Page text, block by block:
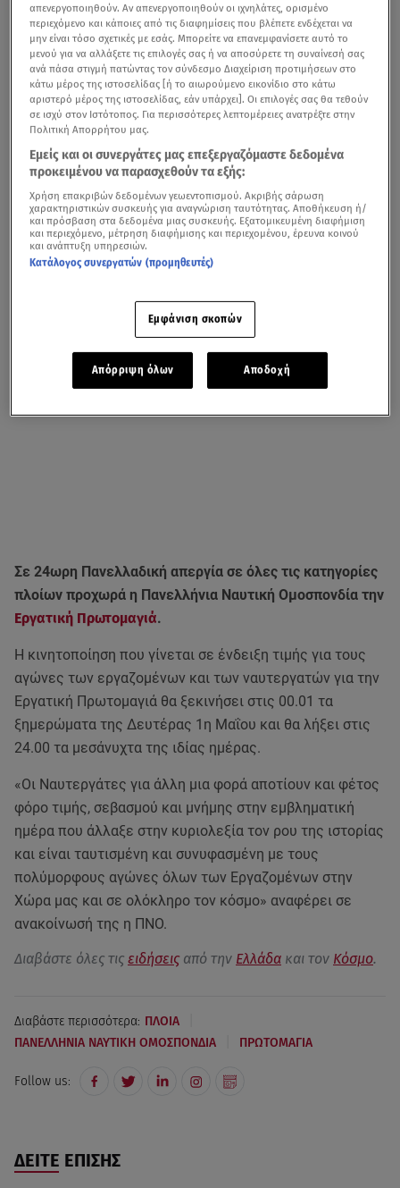
Σε 24ωρη Πανελλαδική απεργία σε όλες τις κατηγορίες
πλοίων προχωρά η Πανελλήνια Ναυτική Ομοσπονδία την
Εργατική Πρωτομαγιά.
Η κινητοποίηση που γίνεται σε ένδειξη τιμής για τους
αγώνες των εργαζομένων και των ναυτεργατών για την
Εργατική Πρωτομαγιά θα ξεκινήσει στις 00.01 τα
ξημερώματα της Δευτέρας 1η Μαΐου και θα λήξει στις
24.00 τα μεσάνυχτα της ιδίας ημέρας.
«Οι Ναυτεργάτες για άλλη μια φορά αποτίουν και φέτος
φόρο τιμής, σεβασμού και μνήμης στην εμβληματική
ημέρα που άλλαξε στην κυριολεξία τον ρου της ιστορίας
και είναι ταυτισμένη και συνυφασμένη με τους
πολύμορφους αγώνες όλων των Εργαζομένων στην
Χώρα μας και σε ολόκληρο τον κόσμο» αναφέρει σε
ανακοίνωσή της η ΠΝΟ.
Διαβάστε όλες τις ειδήσεις από την Ελλάδα και τον Κόσμο.
Διαβάστε περισσότερα: ΠΛΟΙΑ
ΠΑΝΕΛΛΗΝΙΑ ΝΑΥΤΙΚΗ ΟΜΟΣΠΟΝΔΙΑ ΠΡΩΤΟΜΑΓΙΑ
Follow us:
ΔΕΙΤΕ ΕΠΙΣΗΣ
απενεργοποιηθούν. Αν απενεργοποιηθούν οι ιχνηλάτες, ορισμένο
περιεχόμενο και κάποιες από τις διαφημίσεις που βλέπετε ενδέχεται να
μην είναι τόσο σχετικές με εσάς. Μπορείτε να επανεμφανίσετε αυτό το
μενού για να αλλάξετε τις επιλογές σας ή να αποσύρετε τη συναίνεσή σας
ανά πάσα στιγμή πατώντας τον σύνδεσμο Διαχείριση προτιμήσεων στο
κάτω μέρος της ιστοσελίδας [ή το αιωρούμενο εικονίδιο στο κάτω
αριστερό μέρος της ιστοσελίδας, εάν υπάρχει]. Οι επιλογές σας θα τεθούν
σε ισχύ στον Ιστότοπος. Για περισσότερες λεπτομέρειες ανατρέξτε στην
Πολιτική Απορρήτου μας.
Εμείς και οι συνεργάτες μας επεξεργαζόμαστε δεδομένα
προκειμένου να παρασχεθούν τα εξής:
Χρήση επακριβών δεδομένων γεωεντοπισμού. Ακριβής σάρωση
χαρακτηριστικών συσκευής για αναγνώριση ταυτότητας. Αποθήκευση ή/
και πρόσβαση στα δεδομένα μιας συσκευής. Εξατομικευμένη διαφήμιση
και περιεχόμενο, μέτρηση διαφήμισης και περιεχομένου, έρευνα κοινού
και ανάπτυξη υπηρεσιών.
Κατάλογος συνεργατών (προμηθευτές)
Εμφάνιση σκοπών
Απόρριψη όλων Αποδοχή